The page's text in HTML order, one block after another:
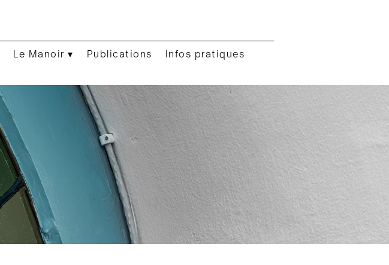
Le Manoir ▾ Publications Infos pratiques